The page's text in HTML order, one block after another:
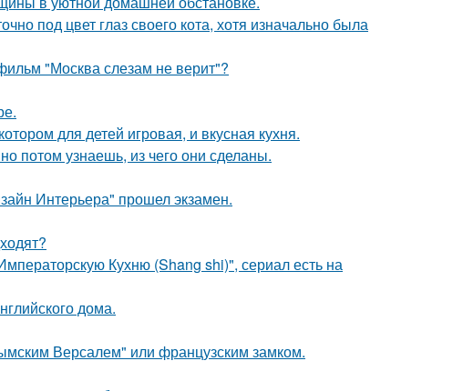
под цвет глаз своего кота, хотя изначально была
"Москва слезам не верит"?
для детей игровая, и вкусная кухня.
потом узнаешь, из чего они сделаны.
Интерьера" прошел экзамен.
Кухню (Shang shi)", сериал есть на
дома.
Версалем" или французским замком.